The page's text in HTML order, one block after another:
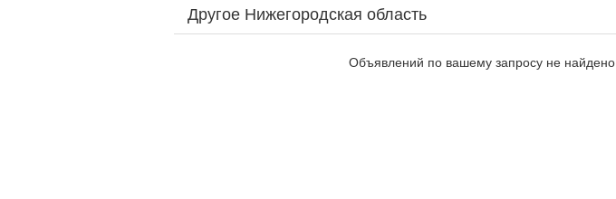
Другое Нижегородская область
Объявлений по вашему запросу не найдено